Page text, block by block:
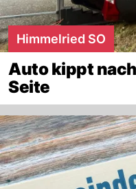
Himmelried SO
Auto kippt
Seite